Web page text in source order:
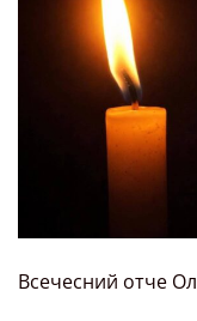
Всечесний отче